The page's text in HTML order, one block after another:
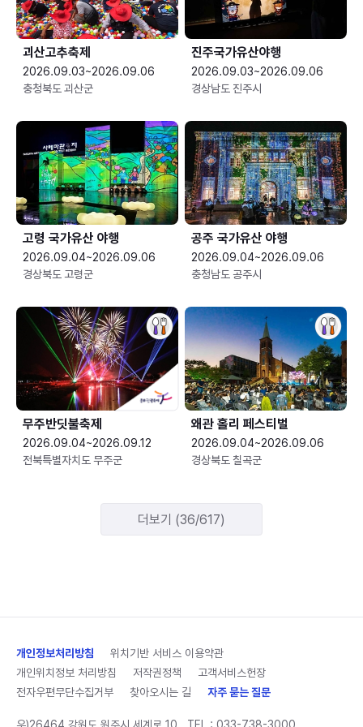
괴산고추축제
2026.09.03~2026.09.06
충청북도 괴산군
진주국가유산야행
2026.09.03~2026.09.06
경상남도 진주시
고령 국가유산 야행
2026.09.04~2026.09.06
경상북도 고령군
공주 국가유산 야행
2026.09.04~2026.09.06
충청남도 공주시
무주반딧불축제
2026.09.04~2026.09.12
전북특별자치도 무주군
왜관 홀리 페스티벌
2026.09.04~2026.09.06
경상북도 칠곡군
더보기 (36/617)
개인정보처리방침
위치기반 서비스 이용약관
개인위치정보 처리방침
저작권정책
고객서비스헌장
전자우편무단수집거부
찾아오시는 길 자주 묻는 질문